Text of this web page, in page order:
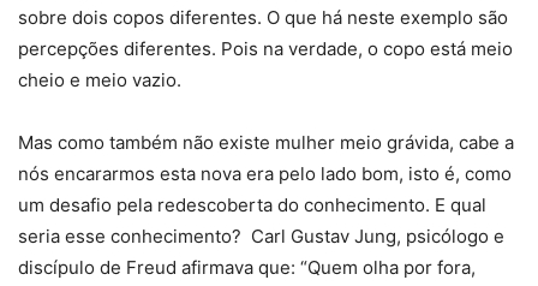
sobre dois copos diferentes. O que há neste exemplo são
percepções diferentes. Pois na verdade, o copo está meio
cheio e meio vazio.
Mas como também não existe mulher meio grávida, cabe a
nós encararmos esta nova era pelo lado bom, isto é, como
um desafio pela redescoberta do conhecimento. E qual
seria esse conhecimento? Carl Gustav Jung, psicólogo e
discípulo de Freud afirmava que: “Quem olha por fora,